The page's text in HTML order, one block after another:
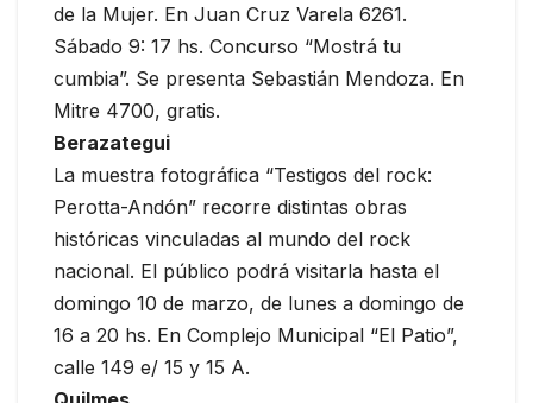
de la Mujer. En Juan Cruz Varela 6261.
Sábado 9: 17 hs. Concurso “Mostrá tu
cumbia”. Se presenta Sebastián Mendoza. En
Mitre 4700, gratis.
Berazategui
La muestra fotográfica “Testigos del rock:
Perotta-Andón” recorre distintas obras
históricas vinculadas al mundo del rock
nacional. El público podrá visitarla hasta el
domingo 10 de marzo, de lunes a domingo de
16 a 20 hs. En Complejo Municipal “El Patio”,
calle 149 e/ 15 y 15 A.